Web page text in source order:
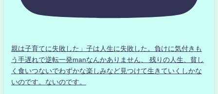
親は子育てに失敗した」子は人生に失敗した。負けに気付きも
う手遅れで逆転一発manなんかありません、 残りの人生、貧し
く食いつないでわずかな楽しみなど見つけて生きていくしかな
いのです。ないのです。